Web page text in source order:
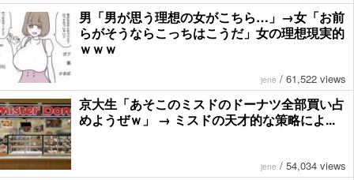
男「男が思う理想の女がこちら…」→女「お前
らがそうならこっちはこうだ」女の理想現実的
ｗｗｗ
jene / 61,522 views
京大生「あそこのミスドのドーナツ全部買い占
めようぜｗ」 → ミスドの天才的な策略によ...
jene / 54,034 views